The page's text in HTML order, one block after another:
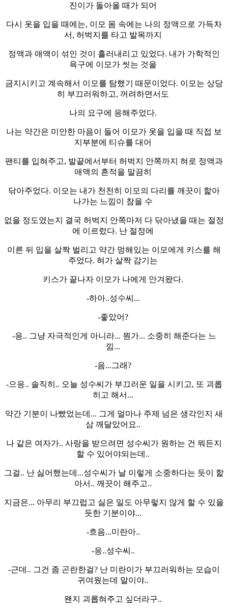
진이가 돌아올 때가 되어
다시 옷을 입을 때에는, 이모 몸 속에는 나의 정액으로 가득차
서, 허벅지를 타고 발목까지
정액과 애액이 섞인 것이 흘러내리고 있었다. 내가 가학적인
욕구에 이모가 씻는 것을
금지시키고 계속해서 이모를 탐했기 때문이었다. 이모는 상당
히 부끄러워하고, 꺼려하면서도
나의 요구에 응해주었다.
나는 약간은 미안한 마음이 들어 이모가 옷을 입을 때 직접 보
지부분에 티슈를 대어
팬티를 입혀주고, 발끝에서부터 허벅지 안쪽까지 혀로 정액과
애액의 흔적을 말끔히
닦아주었다. 이모는 내가 천천히 이모의 다리를 깨끗이 핥아
나가는 느낌이 참을 수
없을 정도였는지 결국 허벅지 안쪽마저 다 닦아냈을 때는 절정
에 이르렀다. 난 절정에
이른 뒤 입을 살짝 벌리고 약간 멍해있는 이모에게 키스를 해
주었다. 혀가 살짝 감기는
키스가 끝나자 이모가 나에게 안겨왔다.
-하아..성수씨...
-좋았어?
-응.. 그냥 자극적인게 아니라... 뭔가... 소중히 해준다는 느
낌...
-음...그래?
-으응.. 솔직히.. 오늘 성수씨가 부끄러운 일을 시키고, 또 괴롭
히고 해서...
약간 기분이 나빴었는데... 그게 얼마나 주제 넘은 생각인지 새
삼 깨달았어요..
나 같은 여자가.. 사랑을 받으려면 성수씨가 원하는 건 뭐든지
할 수 있어야되는데..
그걸.. 난 싫어했는데...성수씨가 날 이렇게 소중하다는 듯이 핥
아서.. 깨끗이 해주고..
지금은... 아무리 부끄럽고 싫은 일도 아무렇지 않게 할 수 있을
듯한 기분이야...
-흐음...미란아..
-응..성수씨..
-근데.. 그건 좀 곤란한걸? 난 미란이가 부끄러워하는 모습이
귀여웠는데 말이야..
왠지 괴롭혀주고 싶더라구..